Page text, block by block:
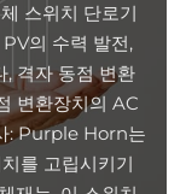
스위치 단로기
의 수력 발전,
격자 동점 변환
변환장치의 AC
: Purple Horn는
를 고립시키기